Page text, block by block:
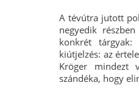
A tévútra jutott
negyedik
konkrét tárgyak:
kiútjelzés: az
Kröger mindezt
szándéka, hogy